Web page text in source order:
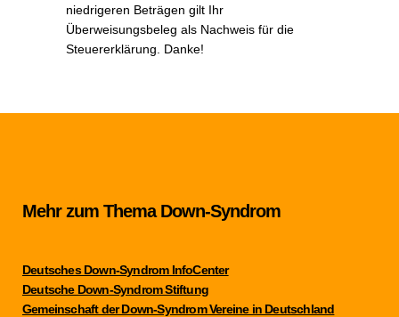
niedrigeren Beträgen gilt Ihr
Überweisungsbeleg als Nachweis für die
Steuererklärung. Danke!
Mehr zum Thema Down-Syndrom
Deutsches Down-Syndrom InfoCenter
Deutsche Down-Syndrom Stiftung
Gemeinschaft der Down-Syndrom Vereine in Deutschland